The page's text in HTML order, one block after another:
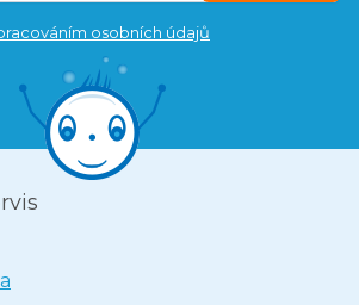
osobních údajů